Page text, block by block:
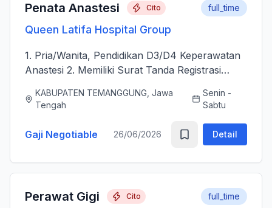
Penata Anastesi Cito
Queen Latifa Hospital Group
full_time
1. Pria/Wanita, Pendidikan D3/D4 Keperawatan
Anastesi 2. Memiliki Surat Tanda Registrasi
kepenataan anestesi sebelum, selama, dan
sesudah Tindakan Operasi 3....
KABUPATEN TEMANGGUNG, Jawa
Tengah
Senin -
Sabtu
Gaji Negotiable 26/06/2026 Detail
Perawat Gigi Cito full_time